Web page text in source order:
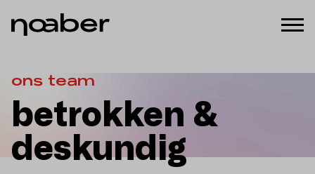
ons team
betrokken &
deskundig